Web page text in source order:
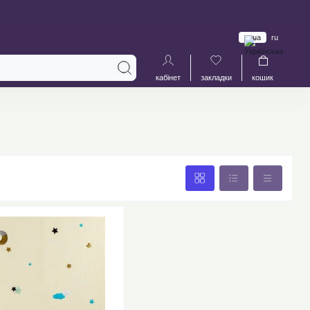
ua ru
кабінет закладки кошик